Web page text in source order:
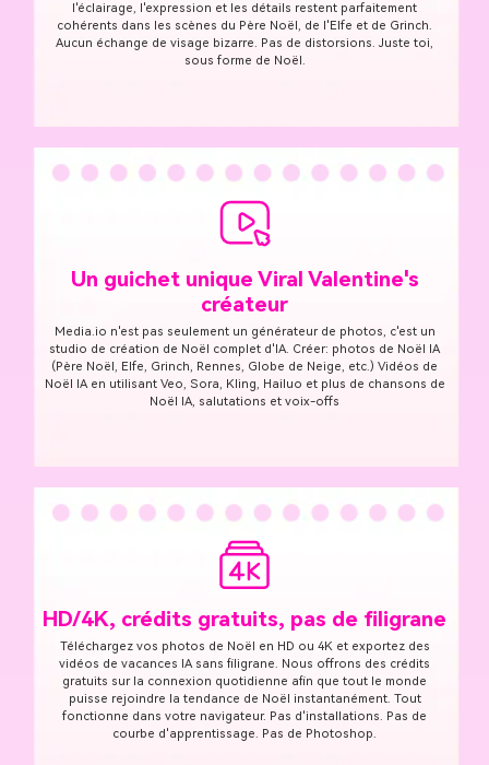
l'éclairage, l'expression et les détails restent parfaitement
cohérents dans les scènes du Père Noël, de l'Elfe et de Grinch.
Aucun échange de visage bizarre. Pas de distorsions. Juste toi,
sous forme de Noël.
Un guichet unique Viral Valentine's
créateur
Media.io n'est pas seulement un générateur de photos, c'est un
studio de création de Noël complet d'IA. Créer: photos de Noël IA
(Père Noël, Elfe, Grinch, Rennes, Globe de Neige, etc.) Vidéos de
Noël IA en utilisant Veo, Sora, Kling, Hailuo et plus de chansons de
Noël IA, salutations et voix-offs
HD/4K, crédits gratuits, pas de filigrane
Téléchargez vos photos de Noël en HD ou 4K et exportez des
vidéos de vacances IA sans filigrane. Nous offrons des crédits
gratuits sur la connexion quotidienne afin que tout le monde
puisse rejoindre la tendance de Noël instantanément. Tout
fonctionne dans votre navigateur. Pas d'installations. Pas de
courbe d'apprentissage. Pas de Photoshop.